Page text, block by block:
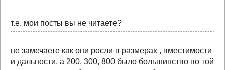
т.е. мои посты вы не читаете?
не замечаете как они росли в размерах , вместимости
и дальности, а 200, 300, 800 было большинство по той